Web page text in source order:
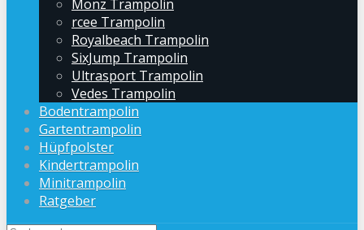
Monz Trampolin
rcee Trampolin
Royalbeach Trampolin
SixJump Trampolin
Ultrasport Trampolin
Vedes Trampolin
Bodentrampolin
Gartentrampolin
Hüpfpolster
Kindertrampolin
Minitrampolin
Ratgeber